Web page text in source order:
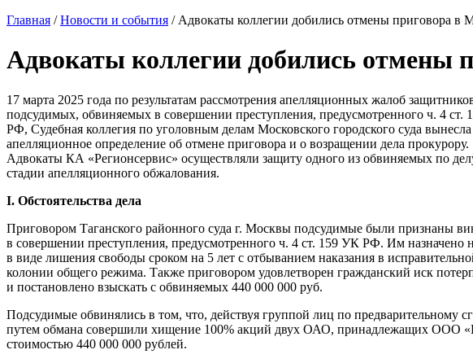
Главная /Новости и события / Адвокаты коллегии добились отмены приговора в
Адвокаты коллегии добились отмены
17 марта 2025 года по результатам рассмотрения апелляционных жалоб
подсудимых, обвиняемых в совершении преступления, предусмотренного ч. 4 ст.
РФ, Судебная коллегия по уголовным делам Московского городского суда вынесла
апелляционное определение об отмене приговора и о возращении дела прокурору.
Адвокаты КА «Регионсервис» осуществляли защиту одного из обвиняемых по
стадии апелляционного обжалования.
I. Обстоятельства дела
Приговором Таганского районного суда г. Москвы подсудимые были признаны
в совершении преступления, предусмотренного ч. 4 ст. 159 УК РФ. Им назначено
в виде лишения свободы сроком на 5 лет с отбыванием наказания в
колонии общего режима. Также приговором удовлетворен гражданский иск
и постановлено взыскать с обвиняемых 440 000 000 руб.
Подсудимые обвинялись в том, что, действуя группой лиц по предварительному
путем обмана совершили хищение 100% акций двух ОАО, принадлежащих ООО
стоимостью 440 000 000 рублей.